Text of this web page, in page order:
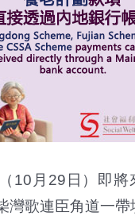
10月29日）即將
灣歌連臣角道一帶